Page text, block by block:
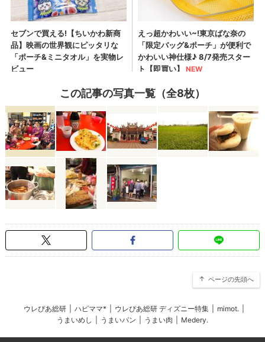
この記事の写真一覧（全8枚）
ページの先頭へ
ウレぴあ総研 ハピママ* ウレぴあ総研 ディズニー特集 mimot.
うまいめし
うまいパン うまい肉 Medery.